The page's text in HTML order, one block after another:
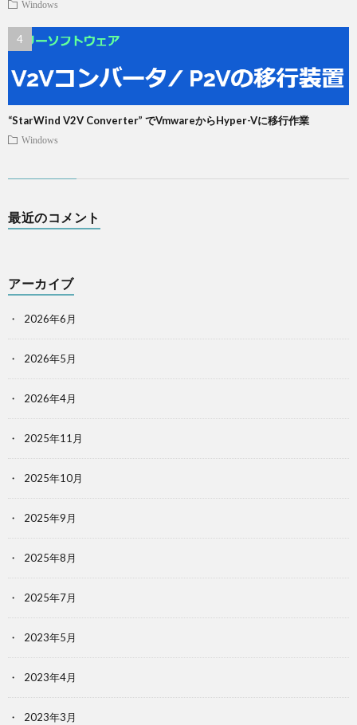
Windows
“StarWind V2V Converter” でVmwareからHyper-Vに移行作業
Windows
最近のコメント
アーカイブ
2026年6月
2026年5月
2026年4月
2025年11月
2025年10月
2025年9月
2025年8月
2025年7月
2023年5月
2023年4月
2023年3月